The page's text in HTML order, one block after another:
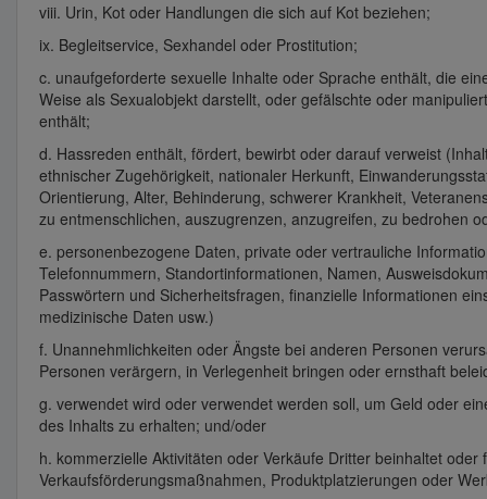
viii. Urin, Kot oder Handlungen die sich auf Kot beziehen;
ix. Begleitservice, Sexhandel oder Prostitution;
c. unaufgeforderte sexuelle Inhalte oder Sprache enthält, die
Weise als Sexualobjekt darstellt, oder gefälschte oder
enthält;
d. Hassreden enthält, fördert, bewirbt oder darauf verweist
ethnischer Zugehörigkeit, nationaler Herkunft,
Orientierung, Alter, Behinderung, schwerer Krankheit,
zu entmenschlichen, auszugrenzen, anzugreifen, zu bedrohen
e. personenbezogene Daten, private oder vertrauliche
Telefonnummern, Standortinformationen, Namen,
Passwörtern und Sicherheitsfragen, finanzielle Informationen
medizinische Daten usw.)
f. Unannehmlichkeiten oder Ängste bei anderen Personen
Personen verärgern, in Verlegenheit bringen oder ernsthaft
g. verwendet wird oder verwendet werden soll, um Geld oder
des Inhalts zu erhalten; und/oder
h. kommerzielle Aktivitäten oder Verkäufe Dritter beinhaltet
Verkaufsförderungsmaßnahmen, Produktplatzierungen oder